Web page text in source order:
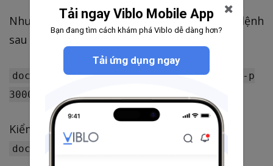
Như vậy chúng ta đã build thành công, chạy lệnh
sau để chạy image này trong một container.
docker run -d --name notification-api -p
3000:3000 notification-api:dev
Kiểm tra các container đang chạy bằng lệnh
docker ps
Tải ngay Viblo Mobile App
Bạn đang tìm cách khám phá Viblo dễ dàng hơn?
Tải ứng dụng ngay